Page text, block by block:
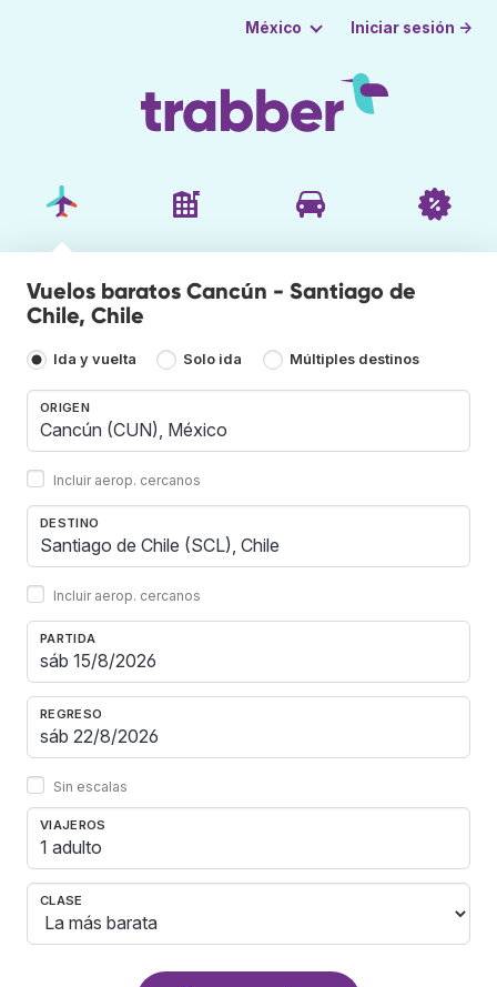
México Iniciar sesión →
Vuelos baratos Cancún - Santiago de
Chile, Chile
Ida y vuelta Solo ida Múltiples destinos
ORIGEN
Incluir aerop. cercanos
DESTINO
Incluir aerop. cercanos
PARTIDA
REGRESO
Sin escalas
VIAJEROS
1 adulto
CLASE